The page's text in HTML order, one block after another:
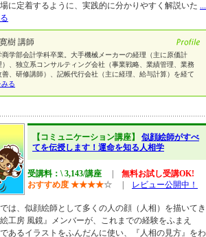
に定着するように、実践的に分かりやすく解説いた ...
樹 講師
商学部会計学科卒業。大手機械メーカーの経理（主に原価計
）、独立系コンサルティング会社（事業戦略、業績管理、業務
善、研修講師）、記帳代行会社（主に経理、給与計算）を経て
みる
【コミュニケーション講座】 似顔絵師がすべ
てを伝授します！運命を知る人相学
受講料：\ 3,143/講座
無料お試し受講OK!
おすすめ度 ★★★★☆ レビュー公開中！
は、似顔絵師として多くの人の顔（人相）を描いてき
工房 風鏡』メンバーが、これまでの経験をふまえ
あるイラストをふんだんに使い、『人相の見方』をわ